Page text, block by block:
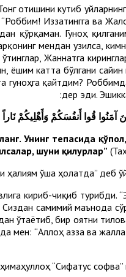
отишини кутиб
Иззатингга ва
қўрқаман. Гуноҳ
мендан узилса,
Жаннатга
ёшим катта бўлгани
гуноҳга қайтдим?
дер эди.
آمَنُوا قُوا أَنفُسَكُمْ وَأَهْلِيكُمْ
Унинг тепасида
шуни қилурлар”
ҳалиям ўша ҳолатда” деб
кириб-чиқиб турибди.
самимий маънода
ўтаётиб, бир оятни
мен: “Аллоҳ азза ва
“Сифатус софва”